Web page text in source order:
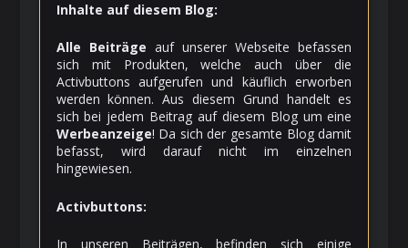
Inhalte auf diesem Blog:
Alle Beiträge auf unserer Webseite befassen
sich mit Produkten, welche auch über die
Activbuttons aufgerufen und käuflich erworben
werden können. Aus diesem Grund handelt es
sich bei jedem Beitrag auf diesem Blog um eine
Werbeanzeige! Da sich der gesamte Blog damit
befasst, wird darauf nicht im einzelnen
hingewiesen.
Activbuttons:
In unseren Beiträgen, befinden sich einige